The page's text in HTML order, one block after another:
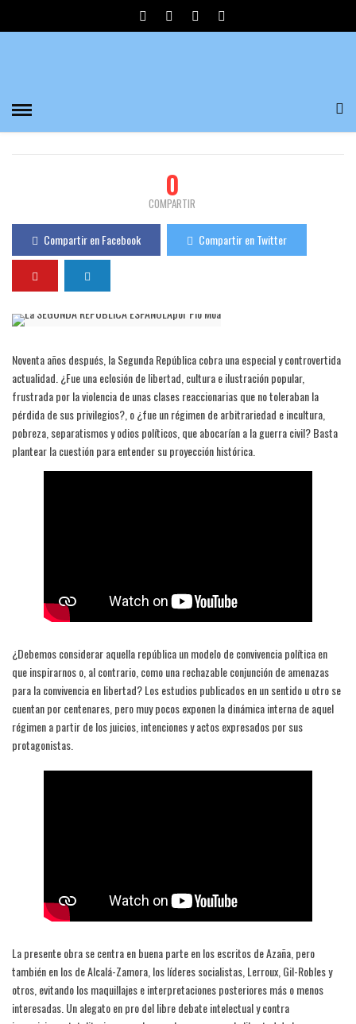
PUBLICADO EL 27/04/2021
0
COMPARTIR
Compartir en Facebook Compartir en Twitter
Noventa años después, la Segunda República cobra una especial y controvertida
actualidad. ¿Fue una eclosión de libertad, cultura e ilustración popular,
frustrada por la violencia de unas clases reaccionarias que no toleraban la
pérdida de sus privilegios?, o ¿fue un régimen de arbitrariedad e incultura,
pobreza, separatismos y odios políticos, que abocarían a la guerra civil? Basta
plantear la cuestión para entender su proyección histórica.
¿Debemos considerar aquella república un modelo de convivencia política en
que inspirarnos o, al contrario, como una rechazable conjunción de amenazas
para la convivencia en libertad? Los estudios publicados en un sentido u otro se
cuentan por centenares, pero muy pocos exponen la dinámica interna de aquel
régimen a partir de los juicios, intenciones y actos expresados por sus
protagonistas.
La presente obra se centra en buena parte en los escritos de Azaña, pero
también en los de Alcalá-Zamora, los líderes socialistas, Lerroux, Gil-Robles y
otros, evitando los maquillajes e interpretaciones posteriores más o menos
interesadas. Un alegato en pro del libre debate intelectual y contra